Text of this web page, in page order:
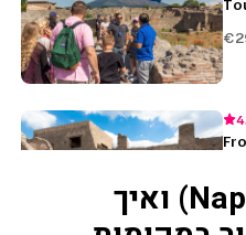
חניה בנאפולי (Naples) ואיך